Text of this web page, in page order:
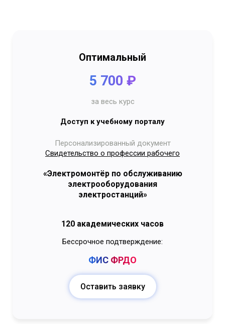
Оптимальный
5 700 ₽
за весь курс
Доступ к учебному порталу
Персонализированный документ
Свидетельство о профессии рабочего
«Электромонтёр по обслуживанию
электрооборудования
электростанций»
120 академических часов
Бессрочное подтверждение:
ФИС ФРДО
Оставить заявку